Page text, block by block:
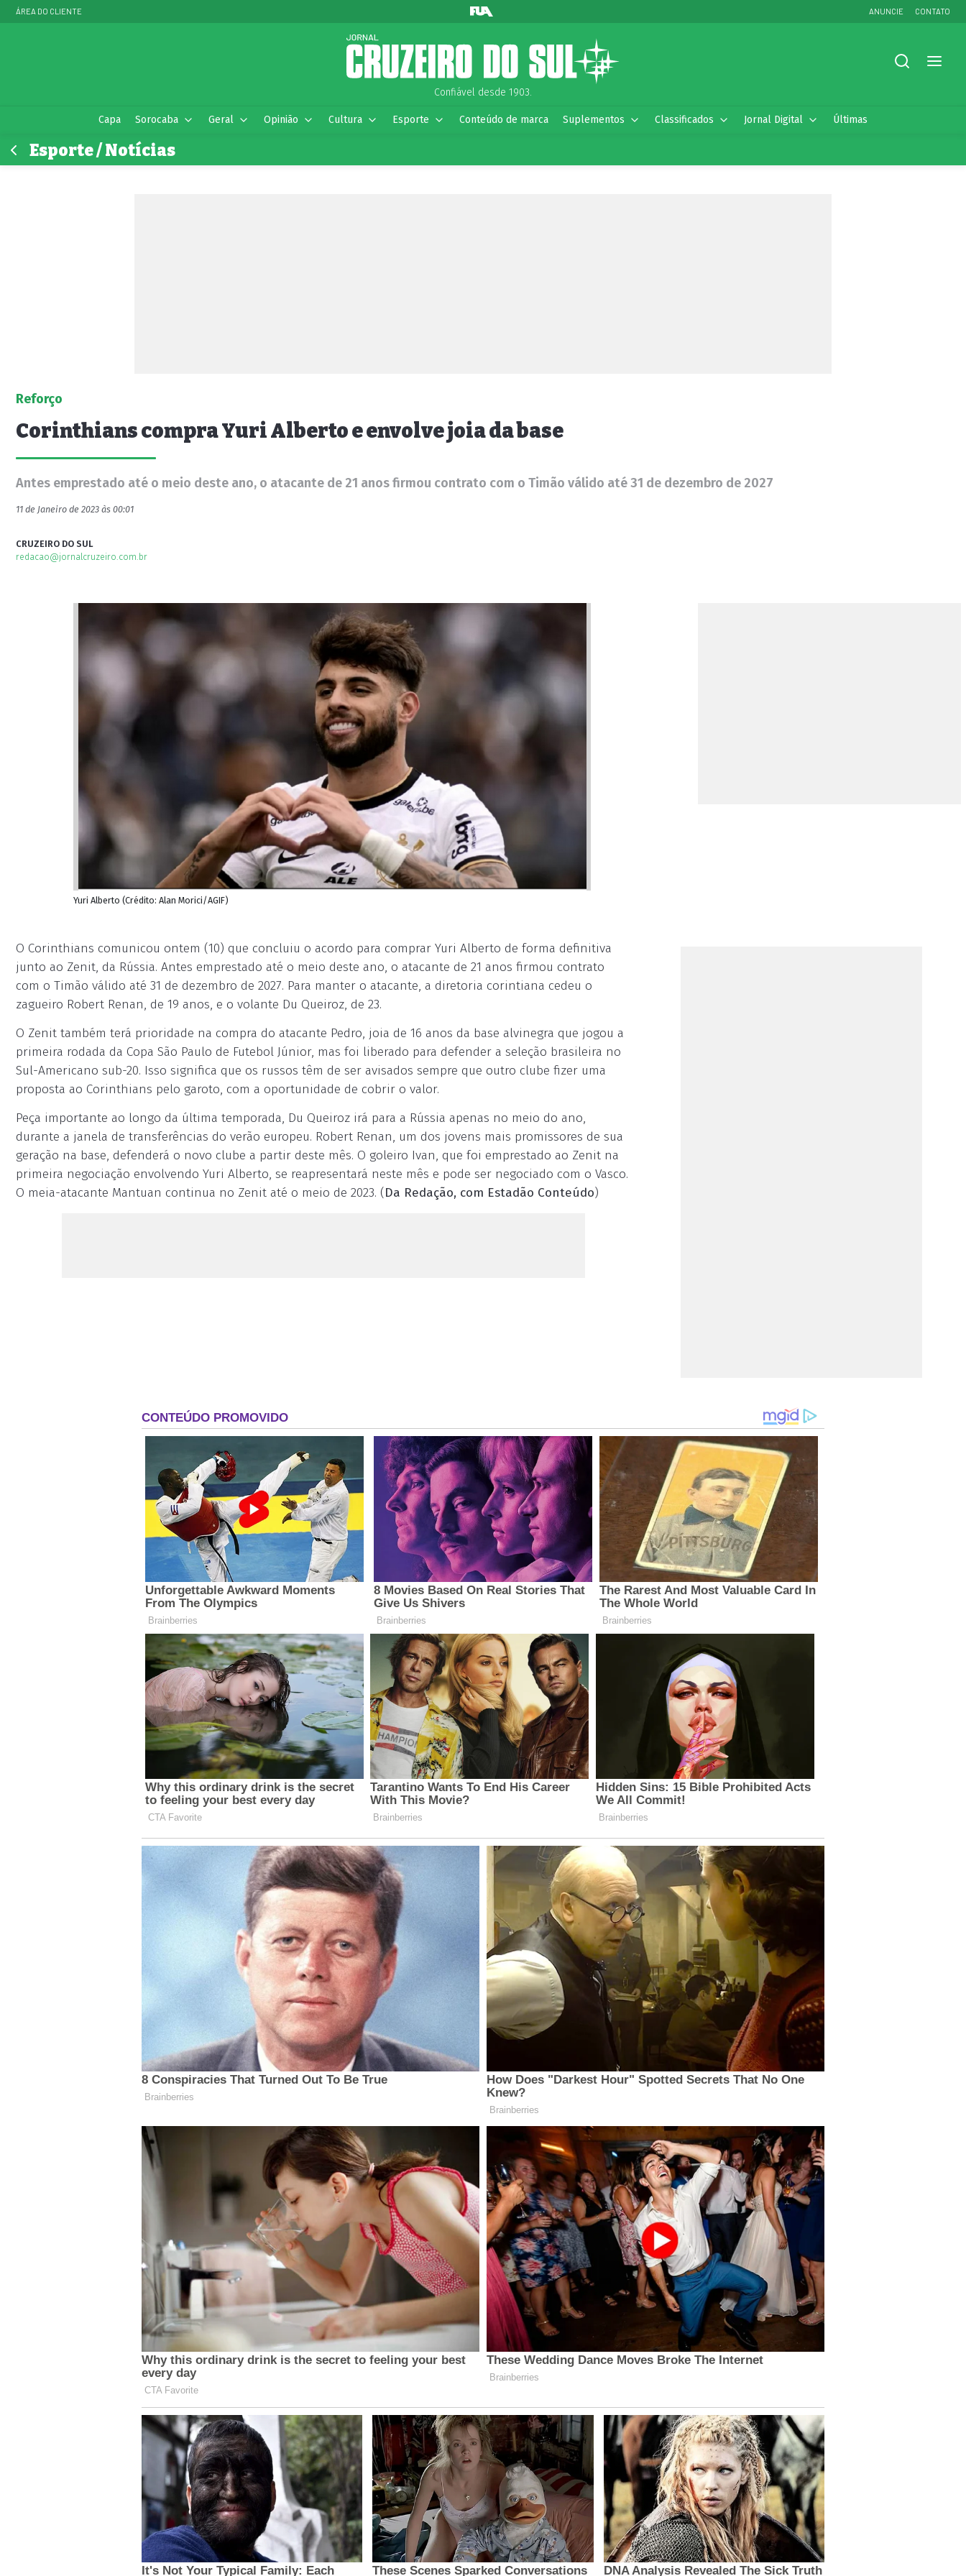
ÁREA DO CLIENTE ANUNCIE CONTATO
Confiável desde 1903.
Capa Sorocaba Geral Opinião Cultura Esporte Conteúdo de marca Suplementos Classificados Jornal Digital Últimas
Esporte / Notícias
Reforço
Corinthians compra Yuri Alberto e envolve joia da base
Antes emprestado até o meio deste ano, o atacante de 21 anos firmou contrato com o Timão válido até 31 de dezembro de 2027
11 de Janeiro de 2023 às 00:01
CRUZEIRO DO SUL
redacao@jornalcruzeiro.com.br
Yuri Alberto (Crédito: Alan Morici/AGIF)
O Corinthians comunicou ontem (10) que concluiu o acordo para comprar Yuri Alberto de forma definitiva
junto ao Zenit, da Rússia. Antes emprestado até o meio deste ano, o atacante de 21 anos firmou contrato
com o Timão válido até 31 de dezembro de 2027. Para manter o atacante, a diretoria corintiana cedeu o
zagueiro Robert Renan, de 19 anos, e o volante Du Queiroz, de 23.
O Zenit também terá prioridade na compra do atacante Pedro, joia de 16 anos da base alvinegra que jogou a
primeira rodada da Copa São Paulo de Futebol Júnior, mas foi liberado para defender a seleção brasileira no
Sul-Americano sub-20. Isso significa que os russos têm de ser avisados sempre que outro clube fizer uma
proposta ao Corinthians pelo garoto, com a oportunidade de cobrir o valor.
Peça importante ao longo da última temporada, Du Queiroz irá para a Rússia apenas no meio do ano,
durante a janela de transferências do verão europeu. Robert Renan, um dos jovens mais promissores de sua
geração na base, defenderá o novo clube a partir deste mês. O goleiro Ivan, que foi emprestado ao Zenit na
primeira negociação envolvendo Yuri Alberto, se reapresentará neste mês e pode ser negociado com o Vasco.
O meia-atacante Mantuan continua no Zenit até o meio de 2023. (Da Redação, com Estadão Conteúdo)